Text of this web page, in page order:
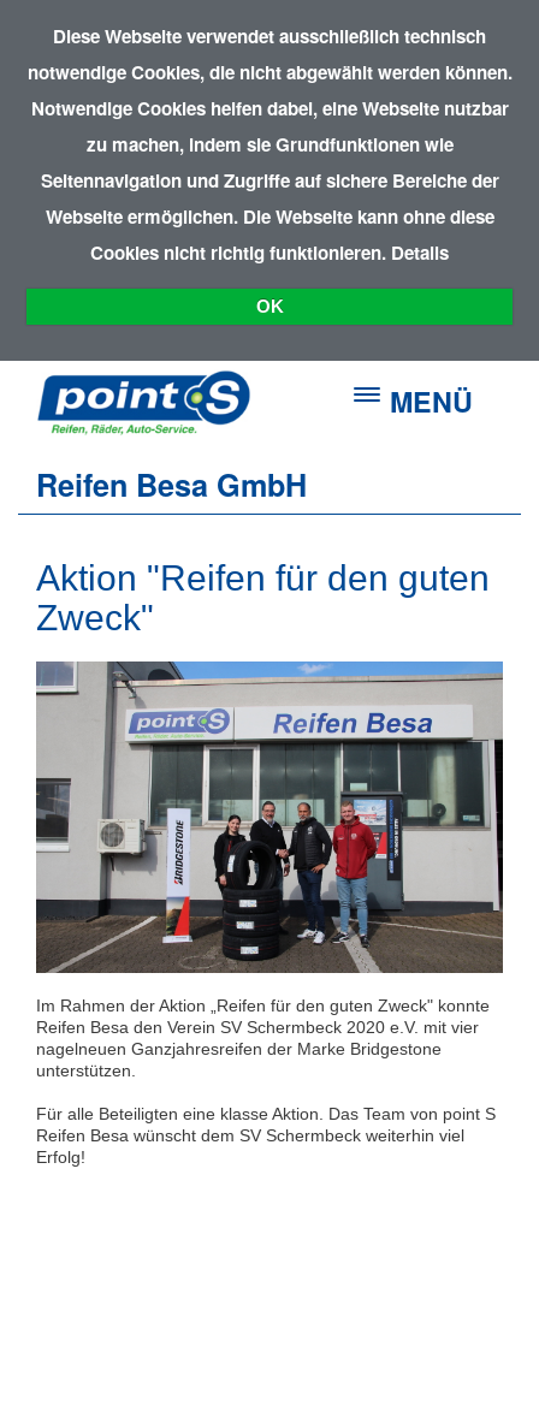
Diese Webseite verwendet ausschließlich technisch
notwendige Cookies, die nicht abgewählt werden können.
Notwendige Cookies helfen dabei, eine Webseite nutzbar
zu machen, indem sie Grundfunktionen wie
Seitennavigation und Zugriffe auf sichere Bereiche der
Webseite ermöglichen. Die Webseite kann ohne diese
Cookies nicht richtig funktionieren. Details
OK
MENÜ
Reifen Besa GmbH
Aktion "Reifen für den guten
Zweck"
Im Rahmen der Aktion „Reifen für den guten Zweck" konnte
Reifen Besa den Verein SV Schermbeck 2020 e.V. mit vier
nagelneuen Ganzjahresreifen der Marke Bridgestone
unterstützen.
Für alle Beteiligten eine klasse Aktion. Das Team von point S
Reifen Besa wünscht dem SV Schermbeck weiterhin viel
Erfolg!